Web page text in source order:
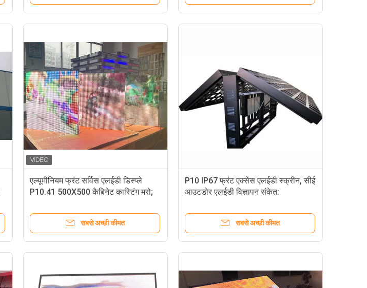
एल्यूमीनियम फ्रंट सर्विस एलईडी डिस्प्ले
P10.41 500X500 कैबिनेट कास्टिंग मरो;
सबसे अच्छी कीमत
P10 IP67 फ्रंट एक्सेस एलईडी स्क्रीन, सीई
आउटडोर एलईडी विज्ञापन संकेत:
सबसे अच्छी कीमत